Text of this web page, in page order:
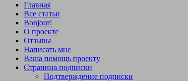
Главная
Все статьи
Bonjour!
О проекте
Отзывы
Написать мне
Ваша помощь проекту
Страница подписки
Подтверждение подписки